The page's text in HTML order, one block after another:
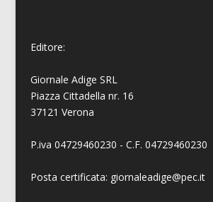
Editore:
Giornale Adige SRL
Piazza Cittadella nr. 16
37121 Verona
P.iva 04729460230 - C.F. 04729460230
Posta certificata: giornaleadige@pec.it